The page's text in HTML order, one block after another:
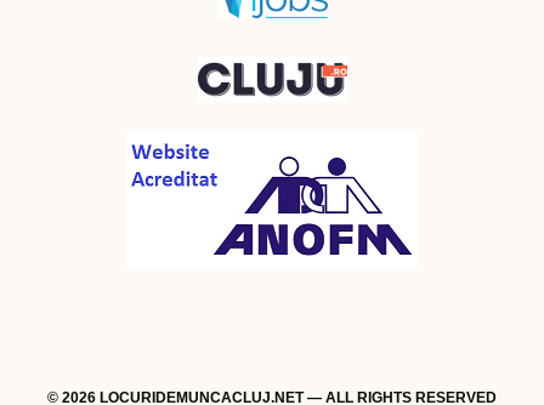
© 2026 LOCURIDEMUNCACLUJ.NET — ALL RIGHTS RESERVED